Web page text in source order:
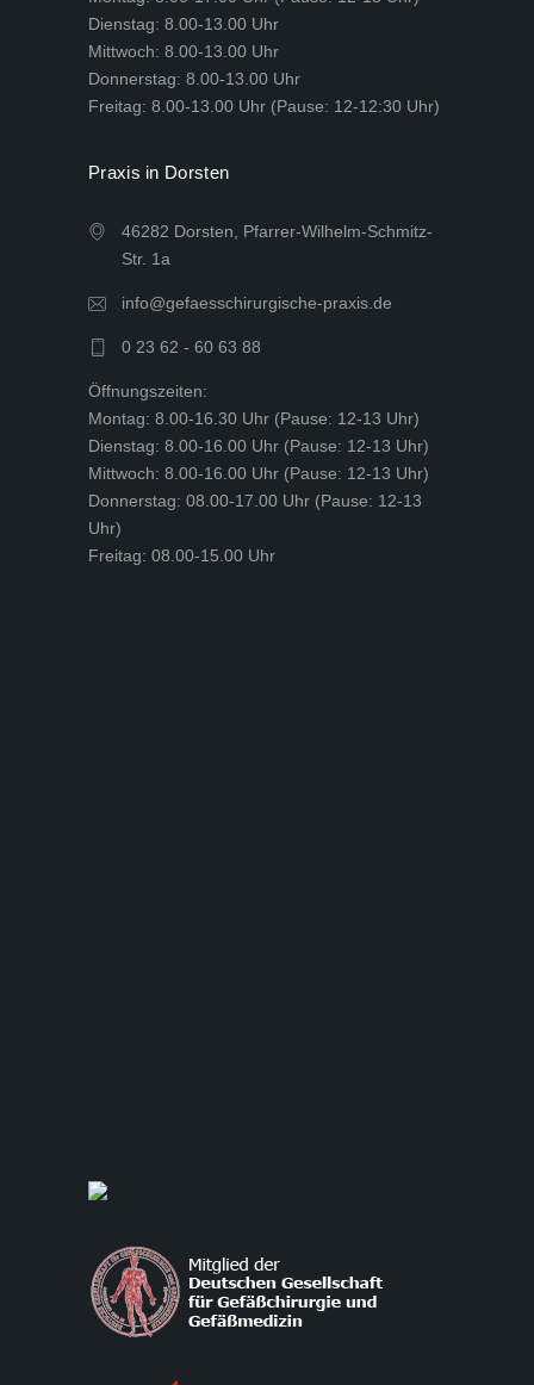
Dienstag: 8.00-13.00 Uhr
Mittwoch: 8.00-13.00 Uhr
Donnerstag: 8.00-13.00 Uhr
Freitag: 8.00-13.00 Uhr (Pause: 12-12:30 Uhr)
Praxis in Dorsten
46282 Dorsten, Pfarrer-Wilhelm-Schmitz-
Str. 1a
info@gefaesschirurgische-praxis.de
0 23 62 - 60 63 88
Öffnungszeiten:
Montag: 8.00-16.30 Uhr (Pause: 12-13 Uhr)
Dienstag: 8.00-16.00 Uhr (Pause: 12-13 Uhr)
Mittwoch: 8.00-16.00 Uhr (Pause: 12-13 Uhr)
Donnerstag: 08.00-17.00 Uhr (Pause: 12-13
Uhr)
Freitag: 08.00-15.00 Uhr